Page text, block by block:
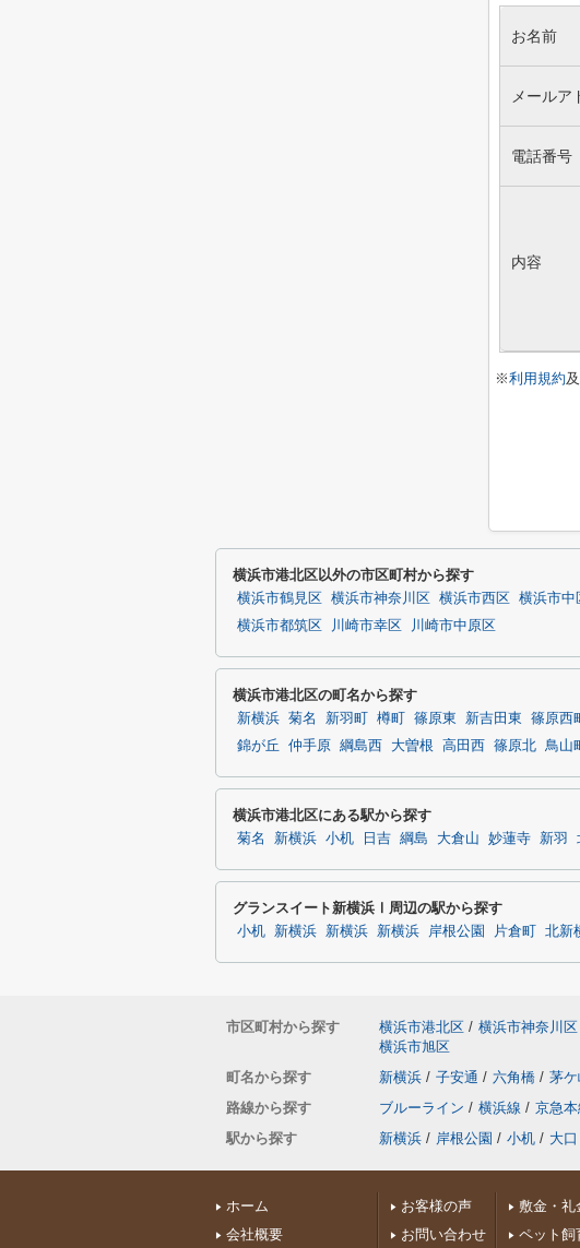
お名前
メールア
電話番号
内容
※利用規約
横浜市港北区以外の市区町村から探す
横浜市鶴見区 横浜市神奈川区 横浜市西区 横浜市中
横浜市都筑区
川崎市幸区 川崎市中原区
横浜市港北区の町名から探す
新横浜 菊名 新羽町 樽町 篠原東 新吉田東 篠原西町
錦が丘
仲手原 綱島西 大曽根 高田西 篠原北 鳥山町
横浜市港北区にある駅から探す
菊名 新横浜 小机 日吉 綱島 大倉山 妙蓮寺 新羽
グランスイート新横浜Ⅰ周辺の駅から探す
小机 新横浜 新横浜 新横浜 岸根公園 片倉町 北新
市区町村から探す 横浜市港北区 / 横浜市神奈川区
横浜市旭区
町名から探す
新横浜 / 子安通 / 六角橋 / 茅
路線から探す
ブルーライン / 横浜線 / 京急本
駅から探す
新横浜 / 岸根公園 / 小机 / 大口
ホーム
会社概要
お客様の声
お問い合わせ
敷金・礼
ペット飼